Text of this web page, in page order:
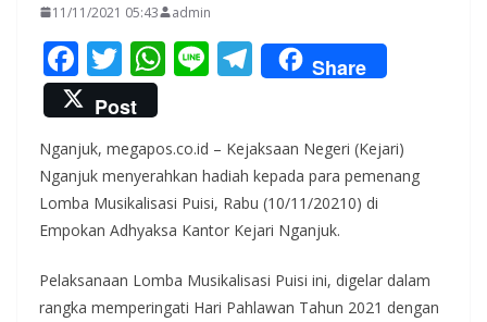
11/11/2021 05:43 admin
F
ac
e
b
o
o
k
T
w
itt
er
W
s
A
p
p
Li T
el
gr
a
m
Share
Post
Nganjuk, megapos.co.id – Kejaksaan Negeri (Kejari)
Nganjuk menyerahkan hadiah kepada para pemenang
Lomba Musikalisasi Puisi, Rabu (10/11/20210) di
Empokan Adhyaksa Kantor Kejari Nganjuk.
Pelaksanaan Lomba Musikalisasi Puisi ini, digelar dalam
rangka memperingati Hari Pahlawan Tahun 2021 dengan